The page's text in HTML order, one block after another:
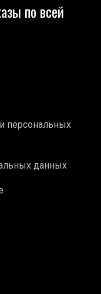
по всей
персональных
данных